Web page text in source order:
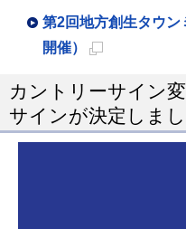
第2回地方創生タウン
開催）
規
ペ
ー
カントリーサイン
サインが決定しまし